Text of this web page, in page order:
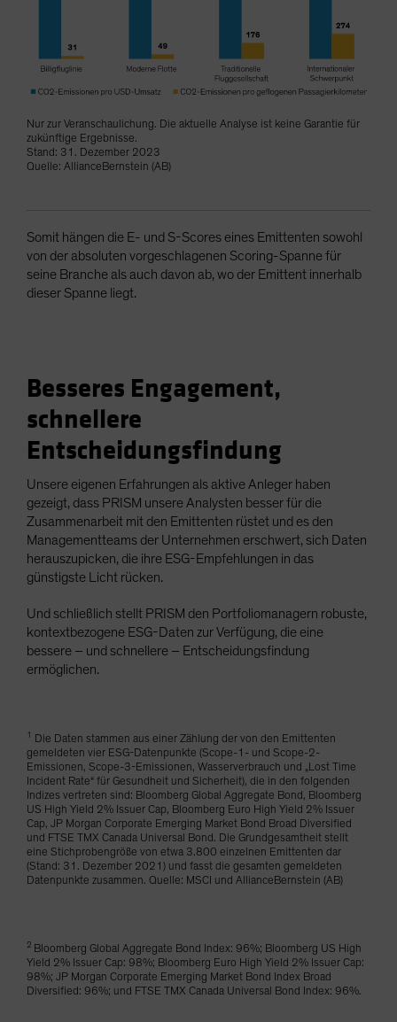
Nur zur Veranschaulichung. Die aktuelle Analyse ist keine Garantie für
zukünftige Ergebnisse.
Stand: 31. Dezember 2023
Quelle: AllianceBernstein (AB)
Somit hängen die E- und S-Scores eines Emittenten sowohl
von der absoluten vorgeschlagenen Scoring-Spanne für
seine Branche als auch davon ab, wo der Emittent innerhalb
dieser Spanne liegt.
Besseres Engagement,
schnellere
Entscheidungsfindung
Unsere eigenen Erfahrungen als aktive Anleger haben
gezeigt, dass PRISM unsere Analysten besser für die
Zusammenarbeit mit den Emittenten rüstet und es den
Managementteams der Unternehmen erschwert, sich Daten
herauszupicken, die ihre ESG-Empfehlungen in das
günstigste Licht rücken.
Und schließlich stellt PRISM den Portfoliomanagern robuste,
kontextbezogene ESG-Daten zur Verfügung, die eine
bessere – und schnellere – Entscheidungsfindung
ermöglichen.
1
Die Daten stammen aus einer Zählung der von den Emittenten
gemeldeten vier ESG-Datenpunkte (Scope-1- und Scope-2-
Emissionen, Scope-3-Emissionen, Wasserverbrauch und „Lost Time
Incident Rate“ für Gesundheit und Sicherheit), die in den folgenden
Indizes vertreten sind: Bloomberg Global Aggregate Bond, Bloomberg
US High Yield 2% Issuer Cap, Bloomberg Euro High Yield 2% Issuer
Cap, JP Morgan Corporate Emerging Market Bond Broad Diversified
und FTSE TMX Canada Universal Bond. Die Grundgesamtheit stellt
eine Stichprobengröße von etwa 3.800 einzelnen Emittenten dar
(Stand: 31. Dezember 2021) und fasst die gesamten gemeldeten
Datenpunkte zusammen. Quelle: MSCI und AllianceBernstein (AB)
2 Bloomberg Global Aggregate Bond Index: 96%; Bloomberg US High
Yield 2% Issuer Cap: 98%; Bloomberg Euro High Yield 2% Issuer Cap:
98%; JP Morgan Corporate Emerging Market Bond Index Broad
Diversified: 96%; und FTSE TMX Canada Universal Bond Index: 96%.